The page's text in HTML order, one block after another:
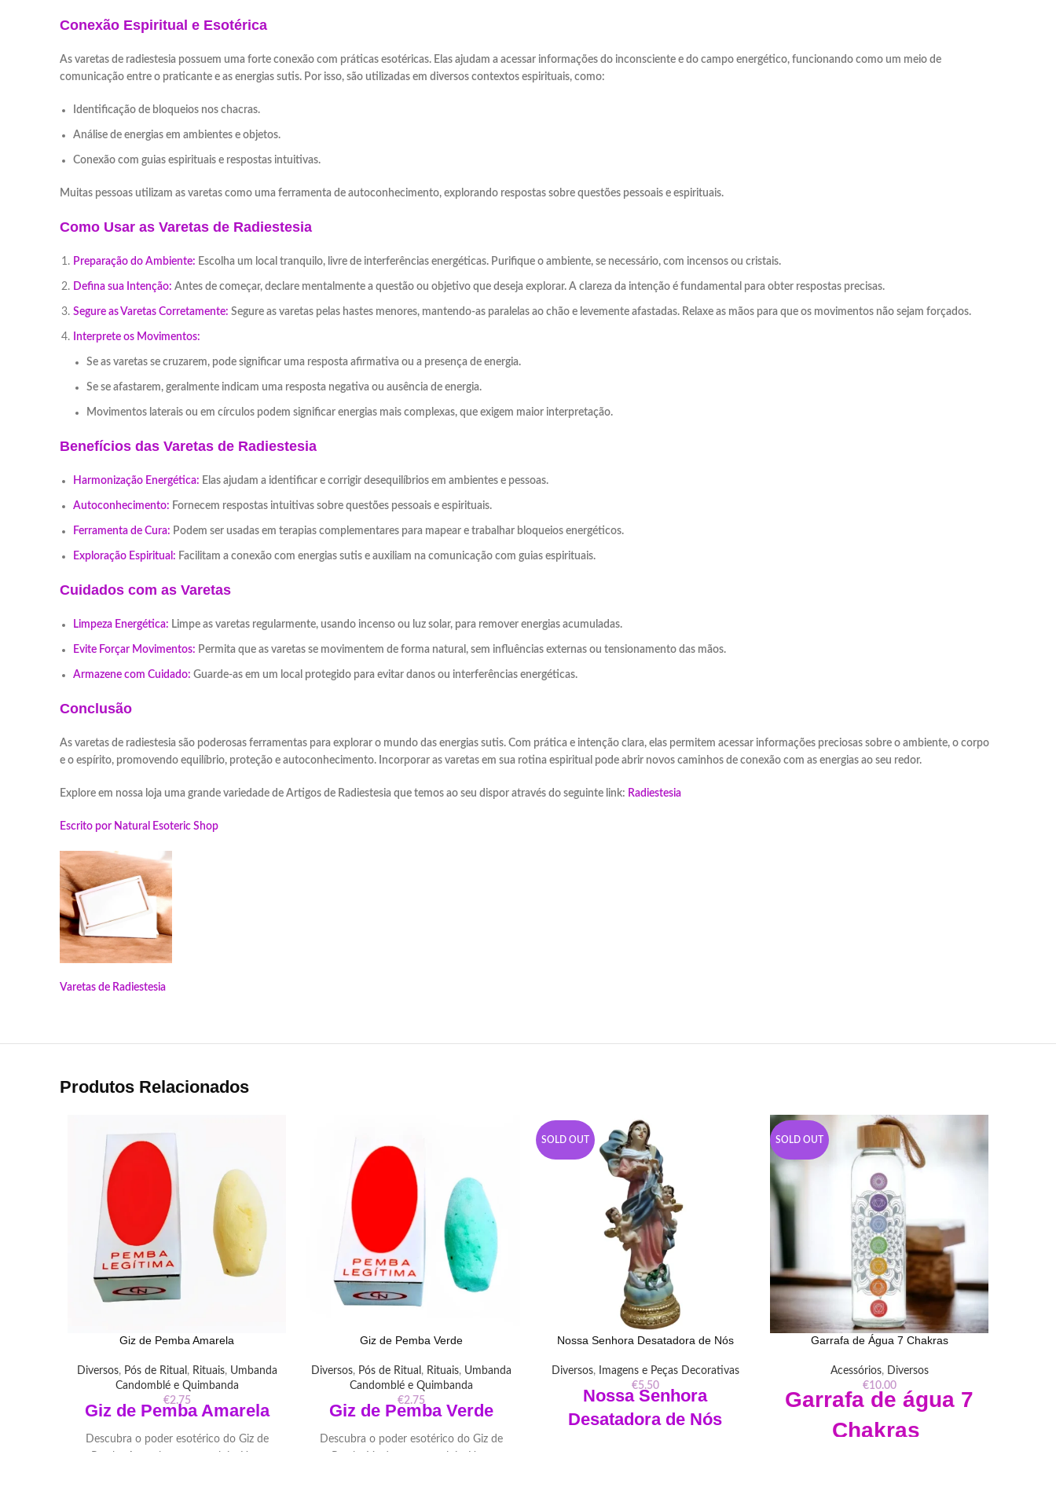
Conexão Espiritual e Esotérica
As varetas de radiestesia possuem uma forte conexão com práticas esotéricas. Elas ajudam a acessar informações do inconsciente e do campo energético, funcionando como um meio de
comunicação entre o praticante e as energias sutis. Por isso, são utilizadas em diversos contextos espirituais, como:
Identificação de bloqueios nos chacras.
Análise de energias em ambientes e objetos.
Conexão com guias espirituais e respostas intuitivas.
Muitas pessoas utilizam as varetas como uma ferramenta de autoconhecimento, explorando respostas sobre questões pessoais e espirituais.
Como Usar as Varetas de Radiestesia
Preparação do Ambiente: Escolha um local tranquilo, livre de interferências energéticas. Purifique o ambiente, se necessário, com incensos ou cristais.
Defina sua Intenção: Antes de começar, declare mentalmente a questão ou objetivo que deseja explorar. A clareza da intenção é fundamental para obter respostas precisas.
Segure as Varetas Corretamente: Segure as varetas pelas hastes menores, mantendo-as paralelas ao chão e levemente afastadas. Relaxe as mãos para que os movimentos não sejam forçados.
Interprete os Movimentos:
Se as varetas se cruzarem, pode significar uma resposta afirmativa ou a presença de energia.
Se se afastarem, geralmente indicam uma resposta negativa ou ausência de energia.
Movimentos laterais ou em círculos podem significar energias mais complexas, que exigem maior interpretação.
Benefícios das Varetas de Radiestesia
Harmonização Energética: Elas ajudam a identificar e corrigir desequilíbrios em ambientes e pessoas.
Autoconhecimento: Fornecem respostas intuitivas sobre questões pessoais e espirituais.
Ferramenta de Cura: Podem ser usadas em terapias complementares para mapear e trabalhar bloqueios energéticos.
Exploração Espiritual: Facilitam a conexão com energias sutis e auxiliam na comunicação com guias espirituais.
Cuidados com as Varetas
Limpeza Energética: Limpe as varetas regularmente, usando incenso ou luz solar, para remover energias acumuladas.
Evite Forçar Movimentos: Permita que as varetas se movimentem de forma natural, sem influências externas ou tensionamento das mãos.
Armazene com Cuidado: Guarde-as em um local protegido para evitar danos ou interferências energéticas.
Conclusão
As varetas de radiestesia são poderosas ferramentas para explorar o mundo das energias sutis. Com prática e intenção clara, elas permitem acessar informações preciosas sobre o ambiente, o corpo
e o espírito, promovendo equilíbrio, proteção e autoconhecimento. Incorporar as varetas em sua rotina espiritual pode abrir novos caminhos de conexão com as energias ao seu redor.
Explore em nossa loja uma grande variedade de Artigos de Radiestesia que temos ao seu dispor através do seguinte link: Radiestesia
Escrito por Natural Esoteric Shop
Varetas de Radiestesia
Produtos Relacionados
Giz de Pemba Amarela
Diversos, Pós de Ritual , Rituais, Umbanda
Candomblé e Quimbanda
€2.75
Giz de Pemba Amarela
Descubra o poder esotérico do Giz de
Giz de Pemba Verde
Diversos, Pós de Ritual , Rituais, Umbanda
Candomblé e Quimbanda
€2.75
Giz de Pemba Verde
Descubra o poder esotérico do Giz de
SOLD OUT
Nossa Senhora Desatadora de Nós
Diversos,
Imagens e Peças Decorativas
€5.50
Nossa Senhora
Desatadora de Nós
SOLD OUT
Garrafa de Água 7 Chakras
Acessórios, Diversos
€10.00
Garrafa de água 7
Chakras